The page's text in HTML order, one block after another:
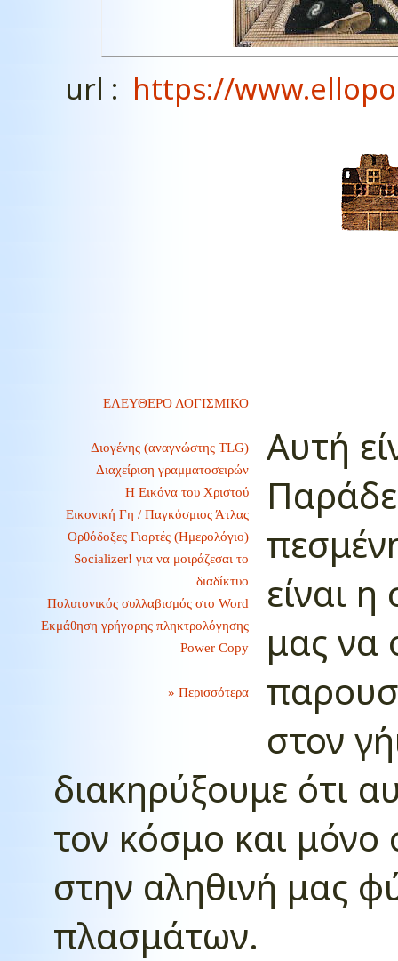
url : https://
ΕΛΕΥΘΕΡΟ ΛΟΓΙΣΜΙΚΟ
Διογένης (αναγνώστης TLG)
Διαχείριση γραμματοσειρών
Η Εικόνα του Χριστού
Εικονική Γη / Παγκόσμιος Άτλας
Ορθόδοξες Γιορτές (Ημερολόγιο)
Socializer! για να μοιράζεσαι το
διαδίκτυο
Πολυτονικός συλλαβισμός στο Word
Εκμάθηση γρήγορης πληκτρολόγησης
Power Copy
» Περισσότερα
Αυτή
είναι
μας να
στον
διακηρύξουμε ότι
τον κόσμο και μόνο
στην αληθινή μας
πλασμάτων.